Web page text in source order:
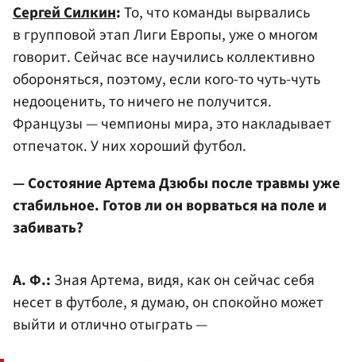
Сергей Силкин:То, что команды вырвались
в групповой этап Лиги Европы, уже о многом
говорит. Сейчас все научились коллективно
обороняться, поэтому, если кого-то чуть-чуть
недооценить, то ничего не получится.
Французы — чемпионы мира, это накладывает
отпечаток. У них хороший футбол.
— Состояние Артема Дзюбы после травмы уже
стабильное. Готов ли он ворваться на поле и
забивать?
А. Ф.: Зная Артема, видя, как он сейчас себя
несет в футболе, я думаю, он спокойно может
выйти и отлично отыграть —